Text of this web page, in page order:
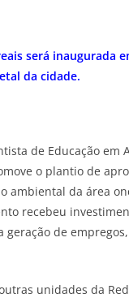
será inaugurada
da cidade.
de Educação em
o plantio de
ambiental da área
recebeu
de
unidades da